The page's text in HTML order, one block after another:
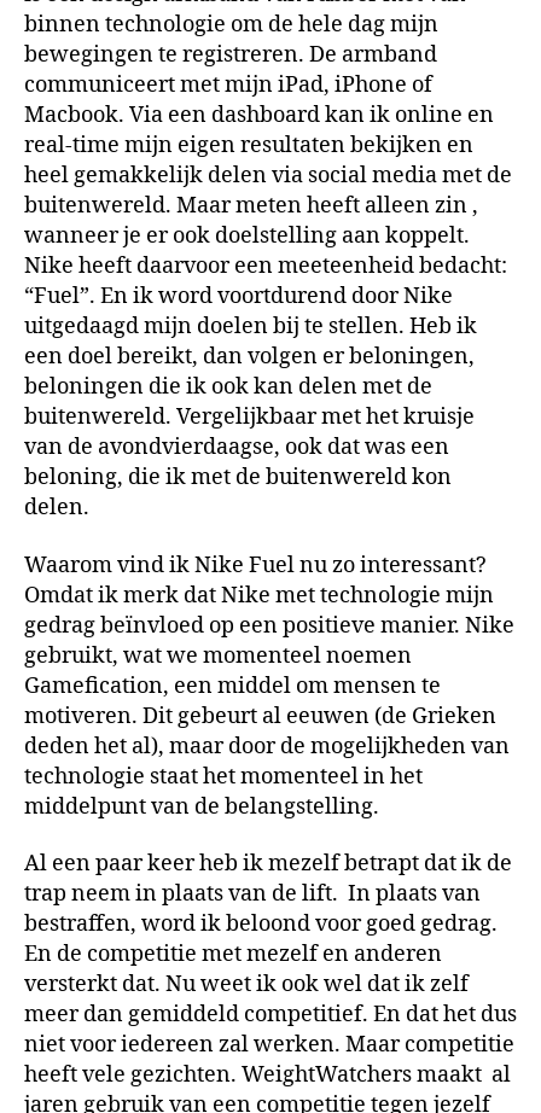
binnen technologie om de hele dag mijn
bewegingen te registreren. De armband
communiceert met mijn iPad, iPhone of
Macbook. Via een dashboard kan ik online en
real-time mijn eigen resultaten bekijken en
heel gemakkelijk delen via social media met de
buitenwereld. Maar meten heeft alleen zin ,
wanneer je er ook doelstelling aan koppelt.
Nike heeft daarvoor een meeteenheid bedacht:
“Fuel”. En ik word voortdurend door Nike
uitgedaagd mijn doelen bij te stellen. Heb ik
een doel bereikt, dan volgen er beloningen,
beloningen die ik ook kan delen met de
buitenwereld. Vergelijkbaar met het kruisje
van de avondvierdaagse, ook dat was een
beloning, die ik met de buitenwereld kon
delen.
Waarom vind ik Nike Fuel nu zo interessant?
Omdat ik merk dat Nike met technologie mijn
gedrag beïnvloed op een positieve manier. Nike
gebruikt, wat we momenteel noemen
Gamefication, een middel om mensen te
motiveren. Dit gebeurt al eeuwen (de Grieken
deden het al), maar door de mogelijkheden van
technologie staat het momenteel in het
middelpunt van de belangstelling.
Al een paar keer heb ik mezelf betrapt dat ik de
trap neem in plaats van de lift. In plaats van
bestraffen, word ik beloond voor goed gedrag.
En de competitie met mezelf en anderen
versterkt dat. Nu weet ik ook wel dat ik zelf
meer dan gemiddeld competitief. En dat het dus
niet voor iedereen zal werken. Maar competitie
heeft vele gezichten. WeightWatchers maakt al
jaren gebruik van een competitie tegen jezelf